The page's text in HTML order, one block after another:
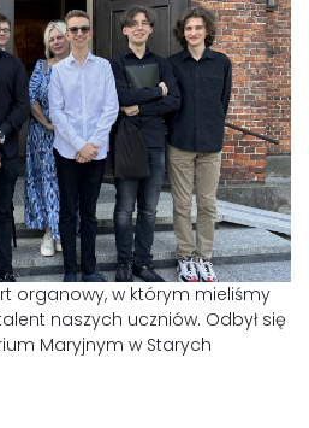
organowy, w którym mieliśmy
naszych uczniów. Odbył się
Maryjnym w Starych